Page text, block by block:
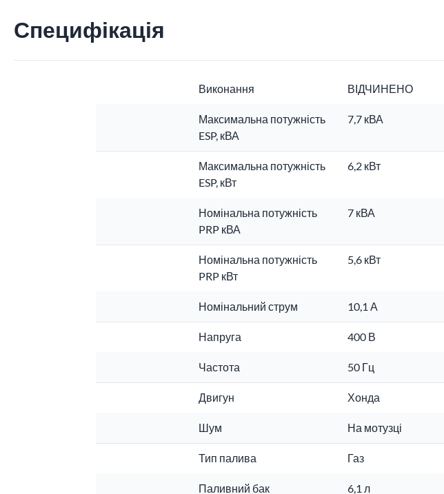
Специфікація
Виконання ВІДЧИНЕНО
Максимальна потужність
ESP, кВА
7,7 кВА
Максимальна потужність
ESP, кВт
6,2 кВт
Номінальна потужність
PRP кВА
7 кВА
Номінальна потужність
PRP кВт
5,6 кВт
Номінальний струм 10,1 А
Напруга 400 В
Частота 50 Гц
Двигун Хонда
Шум На мотузці
Тип палива Газ
Паливний бак 6,1 л